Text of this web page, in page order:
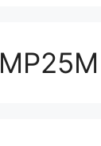
MP25M